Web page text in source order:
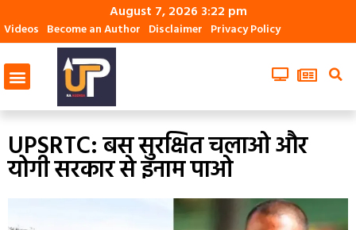
August 7, 2026 3:22 pm
Videos Become an Author Disclaimer Privacy Policy
UPSRTC: बस सुरक्षित चलाओ और
योगी सरकार से इनाम पाओ